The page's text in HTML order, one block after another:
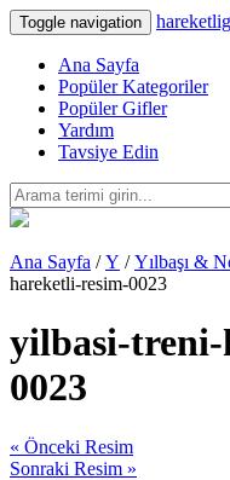
Toggle navigation
Ana Sayfa
Popüler Kategoriler
Popüler Gifler
Yardım
Tavsiye Edin
Ana Sayfa /Y /Yılbaşı &
hareketli-resim-0023
yilbasi-
0023
« Önceki Resim
Sonraki Resim »